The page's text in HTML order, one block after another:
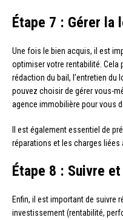
Étape 7 : Gérer la
Une fois le bien acquis, il est
optimiser votre rentabilité. Cela
rédaction du bail, l’entretien du
pouvez choisir de gérer vous-
agence immobilière pour vous
Il est également essentiel de
réparations et les charges liées
Étape 8 : Suivre
Enfin, il est important de suivre
investissement (rentabilité,